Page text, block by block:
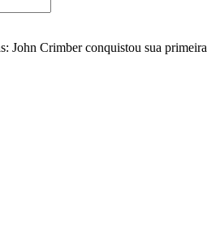
John Crimber conquistou sua primeira